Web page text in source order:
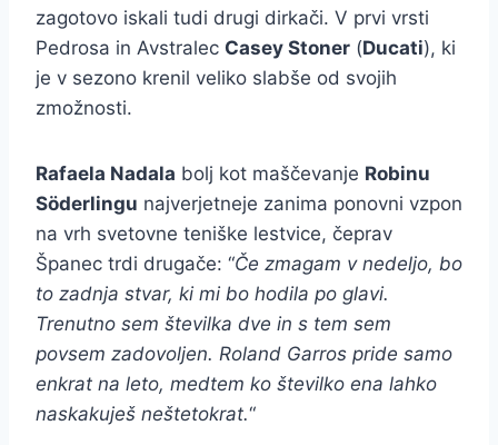
zagotovo iskali tudi drugi dirkači. V prvi vrsti
Pedrosa in Avstralec Casey Stoner (Ducati), ki
je v sezono krenil veliko slabše od svojih
zmožnosti.
Rafaela Nadala bolj kot maščevanje Robinu
Söderlingu najverjetneje zanima ponovni vzpon
na vrh svetovne teniške lestvice, čeprav
Španec trdi drugače: “Če zmagam v nedeljo, bo
to zadnja stvar, ki mi bo hodila po glavi.
Trenutno sem številka dve in s tem sem
povsem zadovoljen. Roland Garros pride samo
enkrat na leto, medtem ko številko ena lahko
naskakuješ neštetokrat.“